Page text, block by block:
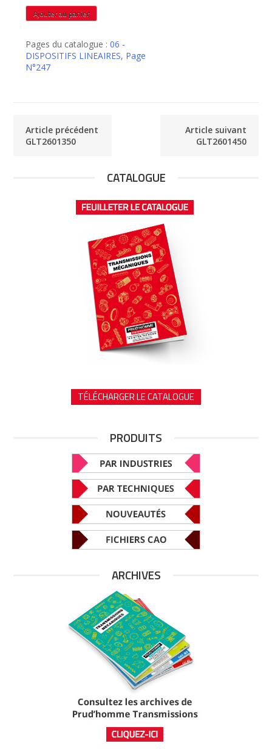
quantité
de
Ajouter au panier
Pages du catalogue :06 -
DISPOSITIFS LINEAIRES, Page
N°247
Article précédent
GLT2601350
Article suivant
GLT2601450
CATALOGUE
TÉLÉCHARGER LE CATALOGUE
PRODUITS
ARCHIVES